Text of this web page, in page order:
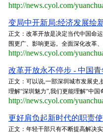
http://news.cyol.com/
变局中开新局:经济发展绘
正文：改革开放是决定当代中国命
围更广、影响更远。全面深化改革
http://news.cyol.com/
改革开放永不停步 - 中国青
正文：可以说,一部深圳城市发展史
理解“深圳魅力”,我们更能理解“中
http://news.cyol.com/
更好肩负起新时代的职责
正文：年轻干部只有不断提高解决